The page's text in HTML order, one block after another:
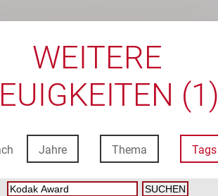
WEITERE
(1)
Jahre Thema Tags